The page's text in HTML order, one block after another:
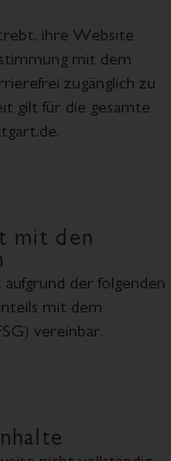
ihre Website
mit dem
zugänglich zu
gilt für die gesamte
mit den
der folgenden
mit dem
vereinbar.